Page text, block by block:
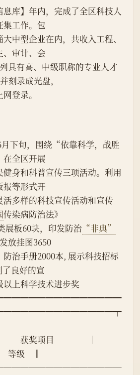
息库】年内，完成了全区科技人
集工作。包
中型企业在内，共收入工程、
、审计、会
具有高、中级职称的专业人才
刻录成光盘，
登录。
月下旬，围绕“依靠科学，战胜
全区开展
健身和科普宣传三项活动。利用
报等形式开
活多样的科技宣传活动和宣传
传染病防治法》
展板60块，印发防治 “非典”
放挂图3650
治手册2000本, 展示科技招标
良好的宣
上科学技术进步奖
获奖项目                 │
等级    ┃